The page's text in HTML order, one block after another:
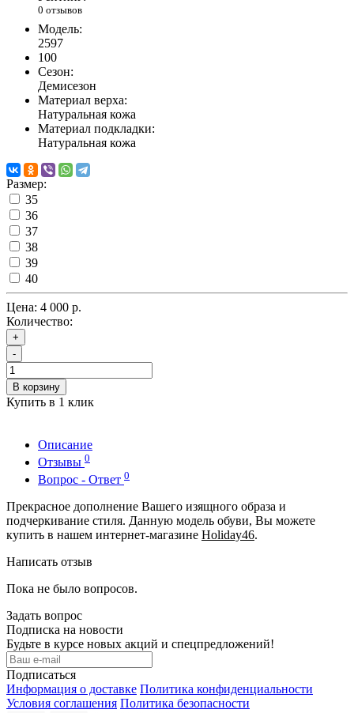
0 отзывов
Модель:
2597
100
Сезон:
Демисезон
Материал верха:
Натуральная кожа
Материал подкладки:
Натуральная кожа
Размер:
35
36
37
38
39
40
Цена: 4 000 р.
Количество:
+
-
В корзину
Купить в 1 клик
Описание
Отзывы 0
Вопрос - Ответ 0
Прекрасное дополнение Вашего изящного образа и
подчеркивание стиля. Данную модель обуви, Вы можете
купить в нашем интернет-магазине Holiday46.
Написать отзыв
Пока не было вопросов.
Задать вопрос
Подписка на новости
Будьте в курсе новых акций и спецпредложений!
Подписаться
Информация о доставке Политика конфиденциальности
Условия соглашения Политика безопасности